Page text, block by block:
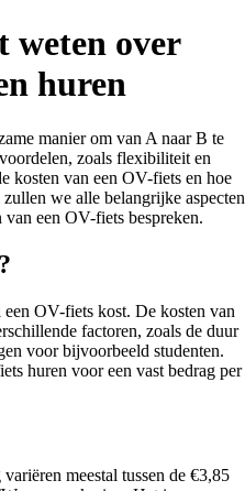
weten over
huren
manier om van A naar B te
zoals flexibiliteit en
kosten van een OV-fiets en hoe
we alle belangrijke aspecten
een OV-fiets bespreken.
OV-fiets kost. De kosten van
factoren, zoals de duur
voor bijvoorbeeld studenten.
huren voor een vast bedrag per
meestal tussen de €3,85